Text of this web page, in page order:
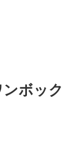
ボック